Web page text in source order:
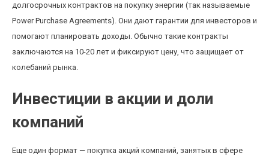
долгосрочных контрактов на покупку энергии (так называемые
Power Purchase Agreements). Они дают гарантии для инвесторов и
помогают планировать доходы. Обычно такие контракты
заключаются на 10-20 лет и фиксируют цену, что защищает от
колебаний рынка.
Инвестиции в акции и доли
компаний
Еще один формат — покупка акций компаний, занятых в сфере